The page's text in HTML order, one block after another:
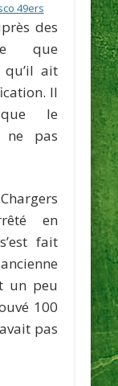
des
que
qu’il ait
Il
le
ne pas
en
fait
un peu
100
pas